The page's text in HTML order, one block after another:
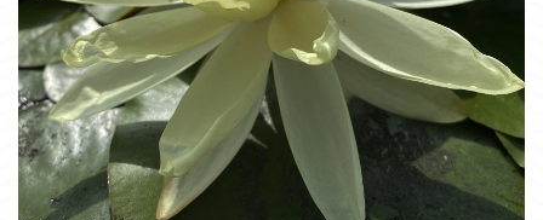
LA VISITE
INFOS PRATIQUES
PLAN & PHOTOS DU SITE
POUR LES ENFANTS
GROUPES ADULTES & SCOLAIRES